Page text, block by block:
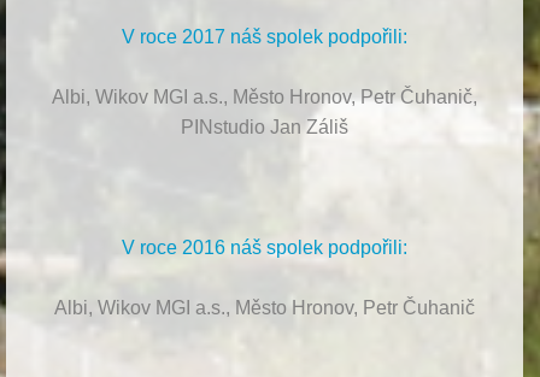
V roce 2017 náš spolek podpořili:
Albi, Wikov MGI a.s., Město Hronov, Petr Čuhanič,
PINstudio Jan Záliš
V roce 2016 náš spolek podpořili:
Albi, Wikov MGI a.s., Město Hronov, Petr Čuhanič